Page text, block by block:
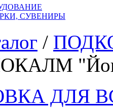
СУВЕНИРЫ
/
ДЛЯ